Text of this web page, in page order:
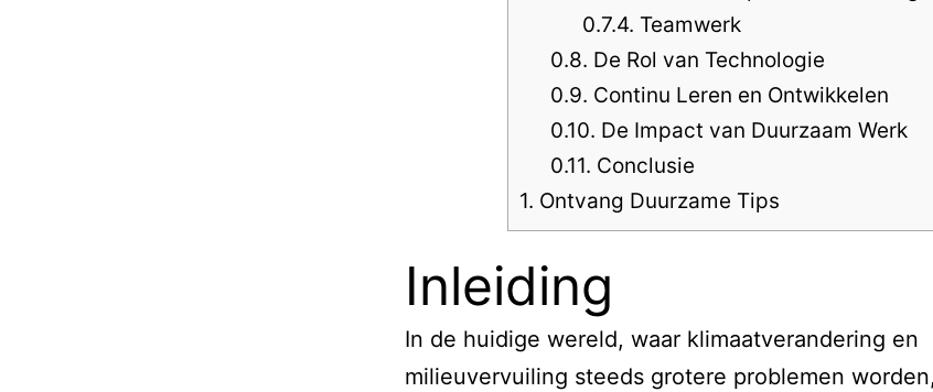
0.7.4. Teamwerk
0.8. De Rol van Technologie
0.9. Continu Leren en Ontwikkelen
0.10. De Impact van Duurzaam Werk
0.11. Conclusie
1. Ontvang Duurzame Tips
Inleiding
In de huidige wereld, waar klimaatverandering en
milieuvervuiling steeds grotere problemen